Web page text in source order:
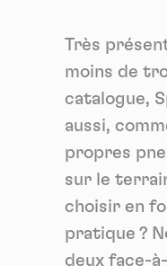
Très
moins de
catalogue,
aussi,
propres
sur le
choisir en
pratique ?
deux face-